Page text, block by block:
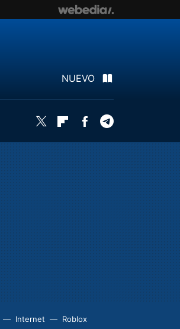
NUEVO
Twitter FlipboardFacebook
Internet Roblox